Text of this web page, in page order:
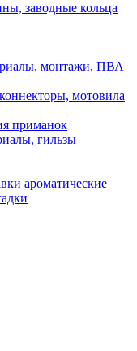
заводные кольца
монтажи, ПВА
мотовила
приманок
гильзы
ароматические